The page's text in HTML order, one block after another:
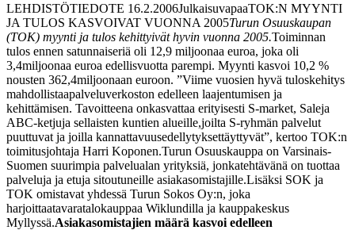
LEHDISTÖTIEDOTE 16.2.2006JulkaisuvapaaTOK:N MYYNTI
JA TULOS KASVOIVAT VUONNA 2005Turun Osuuskaupan
(TOK) myynti ja tulos kehittyivät hyvin vuonna 2005.Toiminnan
tulos ennen satunnaiseriä oli 12,9 miljoonaa euroa, joka oli
3,4miljoonaa euroa edellisvuotta parempi. Myynti kasvoi 10,2 %
nousten 362,4miljoonaan euroon. ”Viime vuosien hyvä tuloskehitys
mahdollistaapalveluverkoston edelleen laajentumisen ja
kehittämisen. Tavoitteena onkasvattaa erityisesti S-market, Saleja
ABC-ketjuja sellaisten kuntien alueille,joilta S-ryhmän palvelut
puuttuvat ja joilla kannattavuusedellytyksettäyttyvät”, kertoo TOK:n
toimitusjohtaja Harri Koponen.Turun Osuuskauppa on Varsinais-
Suomen suurimpia palvelualan yrityksiä, jonkatehtävänä on tuottaa
palveluja ja etuja sitoutuneille asiakasomistajille.Lisäksi SOK ja
TOK omistavat yhdessä Turun Sokos Oy:n, joka
harjoittaatavaratalokauppaa Wiklundilla ja kauppakeskus
Myllyssä.Asiakasomistajien määrä kasvoi edelleen